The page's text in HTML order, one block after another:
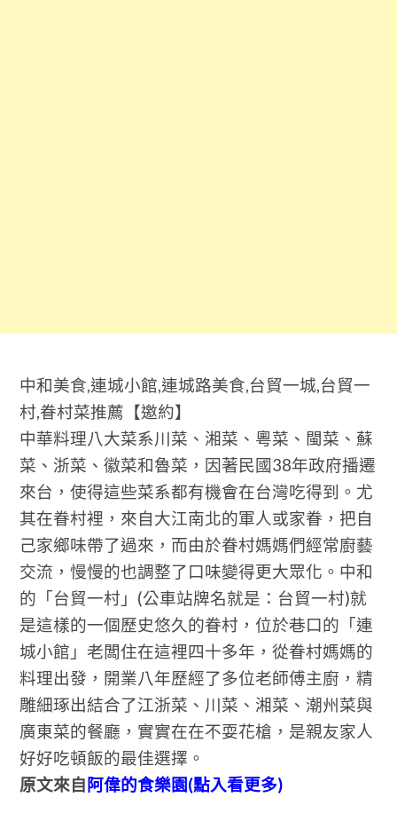
中和美食,連城小館,連城路美食,台貿一城,台貿一
村,眷村菜推薦【邀約】
中華料理八大菜系川菜、湘菜、粵菜、閩菜、蘇
菜、浙菜、徽菜和魯菜，因著民國38年政府播遷
來台，使得這些菜系都有機會在台灣吃得到。尤
其在眷村裡，來自大江南北的軍人或家眷，把自
己家鄉味帶了過來，而由於眷村媽媽們經常廚藝
交流，慢慢的也調整了口味變得更大眾化。中和
的「台貿一村」(公車站牌名就是：台貿一村)就
是這樣的一個歷史悠久的眷村，位於巷口的「連
城小館」老闆住在這裡四十多年，從眷村媽媽的
料理出發，開業八年歷經了多位老師傅主廚，精
雕細琢出結合了江浙菜、川菜、湘菜、潮州菜與
廣東菜的餐廳，實實在在不耍花槍，是親友家人
好好吃頓飯的最佳選擇。
原文來自 阿偉的食樂園(點入看更多)